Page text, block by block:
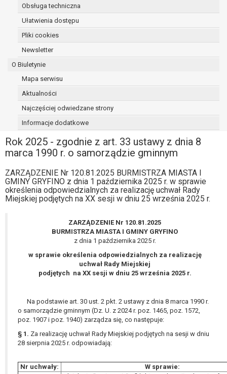
Obsługa techniczna
Ułatwienia dostępu
Pliki cookies
Newsletter
O Biuletynie
Mapa serwisu
Aktualności
Najczęściej odwiedzane strony
Informacje dodatkowe
Rok 2025 - zgodnie z art. 33 ustawy z dnia 8
marca 1990 r. o samorządzie gminnym
ZARZĄDZENIE Nr 120.81.2025 BURMISTRZA MIASTA I
GMINY GRYFINO z dnia 1 października 2025 r. w sprawie
określenia odpowiedzialnych za realizację uchwał Rady
Miejskiej podjętych na XX sesji w dniu 25 września 2025 r.
ZARZĄDZENIE Nr 120.81.2025
BURMISTRZA MIASTA I GMINY GRYFINO
z dnia 1 października 2025 r.
w sprawie określenia odpowiedzialnych za realizację
uchwał Rady Miejskiej
podjętych na XX sesji w dniu 25 września 2025 r.
Na podstawie art. 30 ust. 2 pkt. 2 ustawy z dnia 8 marca 1990 r.
o samorządzie gminnym (Dz. U. z 2024 r. poz. 1465, poz. 1572,
poz. 1907 i poz. 1940) zarządza się, co następuje:
§ 1. Za realizację uchwał Rady Miejskiej podjętych na sesji w dniu
28 sierpnia 2025 r. odpowiadają:
Nr uchwały:
W sprawie: